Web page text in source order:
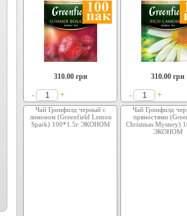
310.00грн
- +
310.00 грн
- +
Чай Гринфилд черный с
лимоном (Greenfield Lemon
Spark) 100*1.5г ЭКОНОМ
Чай Гринфилд
пряностями
Christmas Mystery)
ЭКОНОМ